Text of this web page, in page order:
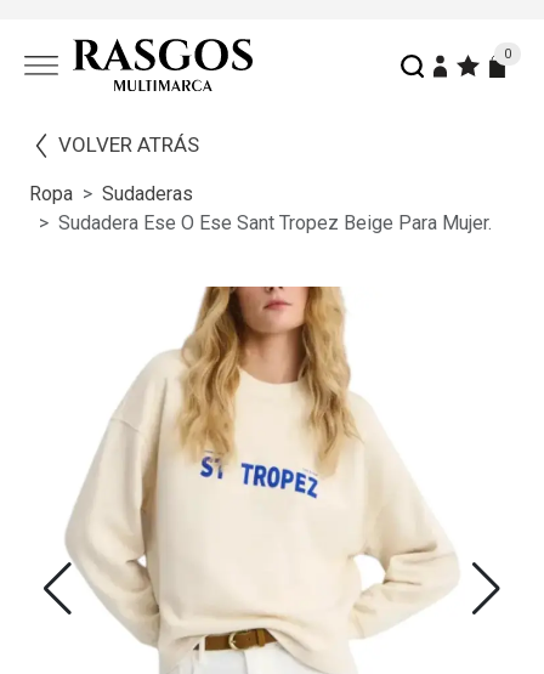
0
VOLVER ATRÁS
Ropa
Sudaderas
Sudadera Ese O Ese Sant Tropez Beige Para Mujer.